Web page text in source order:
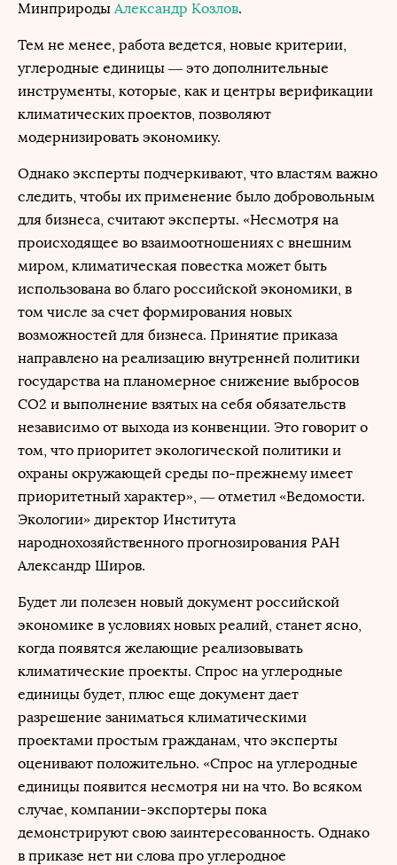
Минприроды Александр Козлов.
Тем не менее, работа ведется, новые критерии,
углеродные единицы — это дополнительные
инструменты, которые, как и центры верификации
климатических проектов, позволяют
модернизировать экономику.
Однако эксперты подчеркивают, что властям важно
следить, чтобы их применение было добровольным
для бизнеса, считают эксперты. «Несмотря на
происходящее во взаимоотношениях с внешним
миром, климатическая повестка может быть
использована во благо российской экономики, в
том числе за счет формирования новых
возможностей для бизнеса. Принятие приказа
направлено на реализацию внутренней политики
государства на планомерное снижение выбросов
СО2 и выполнение взятых на себя обязательств
независимо от выхода из конвенции. Это говорит о
том, что приоритет экологической политики и
охраны окружающей среды по-прежнему имеет
приоритетный характер», — отметил «Ведомости.
Экологии» директор Института
народнохозяйственного прогнозирования РАН
Александр Широв.
Будет ли полезен новый документ российской
экономике в условиях новых реалий, станет ясно,
когда появятся желающие реализовывать
климатические проекты. Спрос на углеродные
единицы будет, плюс еще документ дает
разрешение заниматься климатическими
проектами простым гражданам, что эксперты
оценивают положительно. «Спрос на углеродные
единицы появится несмотря ни на что. Во всяком
случае, компании-экспортеры пока
демонстрируют свою заинтересованность. Однако
в приказе нет ни слова про углеродное